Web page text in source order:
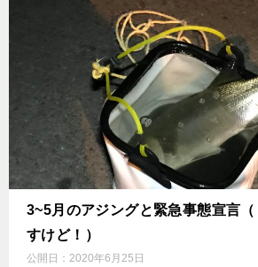
3~5月のアジングと緊急事態宣言
すけど！）
公開日： 2020年6月25日